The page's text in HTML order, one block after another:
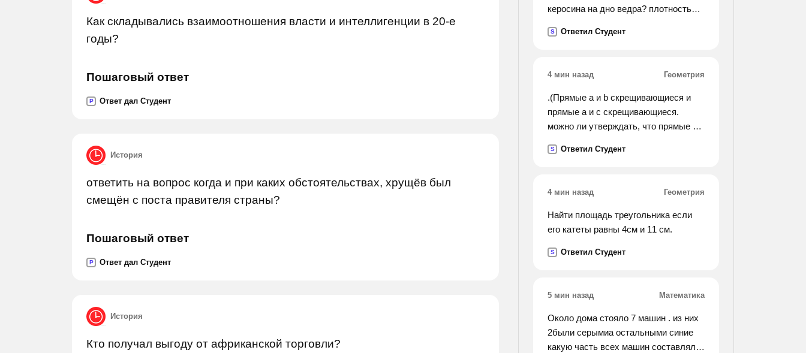
Как складывались взаимоотношения власти и интеллигенции в 20-е
годы?
Пошаговый ответ
P Ответ дал Студент
История
ответить на вопрос когда и при каких обстоятельствах, хрущёв был
смещён с поста правителя страны?
Пошаговый ответ
P Ответ дал Студент
История
Кто получал выгоду от африканской торговли?
керосина на дно ведра? плотность
S Ответил Студент
4 мин назад Геометрия
.(Прямые a и b скрещивающиеся и
прямые a и c скрещивающиеся.
можно ли утверждать, что прямые b и
S Ответил Студент
4 мин назад Геометрия
Найти площадь треугольника если
его катеты равны 4см и 11 см.
S Ответил Студент
5 мин назад Математика
Около дома стояло 7 машин . из них
2были серымиа остальными синие
какую часть всех машин составляли